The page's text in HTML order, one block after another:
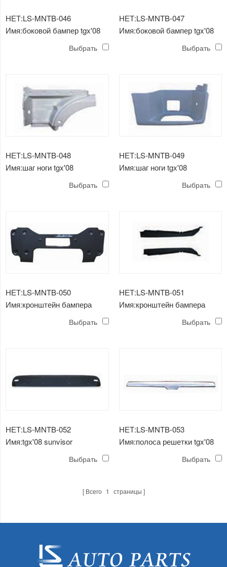
НЕТ:LS-MNTB-046
Имя:боковой бампер tgx'08
Выбрать
НЕТ:LS-MNTB-047
Имя:боковой бампер tgx'08
Выбрать
НЕТ:LS-MNTB-048
Имя:шаг ноги tgx'08
Выбрать
НЕТ:LS-MNTB-049
Имя:шаг ноги tgx'08
Выбрать
НЕТ:LS-MNTB-050
Имя:кронштейн бампера
Выбрать
НЕТ:LS-MNTB-051
Имя:кронштейн бампера
Выбрать
НЕТ:LS-MNTB-052
Имя:tgx'08 sunvisor
Выбрать
НЕТ:LS-MNTB-053
Имя:полоса решетки tgx'08
Выбрать
Всего 1 страницы